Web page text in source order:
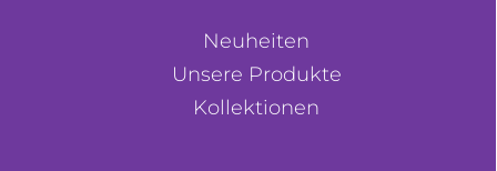
Neuheiten
Unsere Produkte
Kollektionen